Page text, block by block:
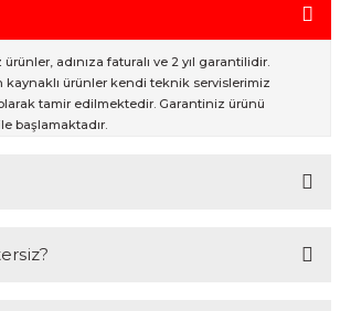
ürünler, adınıza faturalı ve 2 yıl garantilidir.
kaynaklı ürünler kendi teknik servislerimiz
tamir edilmektedir. Garantiniz ürünü
başlamaktadır.
www.fotofix.com.tr üzerinden hizmet